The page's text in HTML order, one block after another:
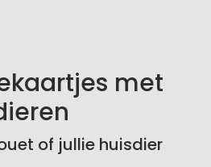
met
of jullie huisdier